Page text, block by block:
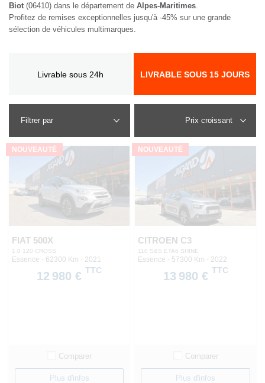
Biot (06410) dans le département de Alpes-Maritimes
Profitez de remises exceptionnelles jusqu'à -45% sur une grande
sélection de véhicules multimarques.
Livrable sous 24h LIVRABLE SOUS 15 JOURS
Filtrer par
NOUVEAUTÉ
FIAT 500X
1.0 120 CROSS
Essence - 62300 Km - 2021
12 980 € TTC
Comparer
Plus d'infos
NOUVEAUTÉ
CITROEN C3
110 S&S ETA6 SHINE
Essence - 57300 Km - 2022
13 980 € TTC
Comparer
Plus d'infos